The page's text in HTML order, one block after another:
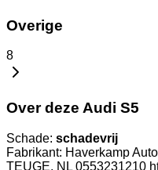
Overige
8
Over deze Audi S5
Schade: schadevrij
Fabrikant: Haverkamp
TEUGE, NL 0553231210